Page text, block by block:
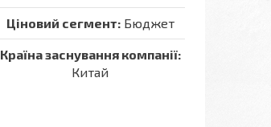
Ціновий сегмент:Бюджет
Країна заснування компанії:
Китай